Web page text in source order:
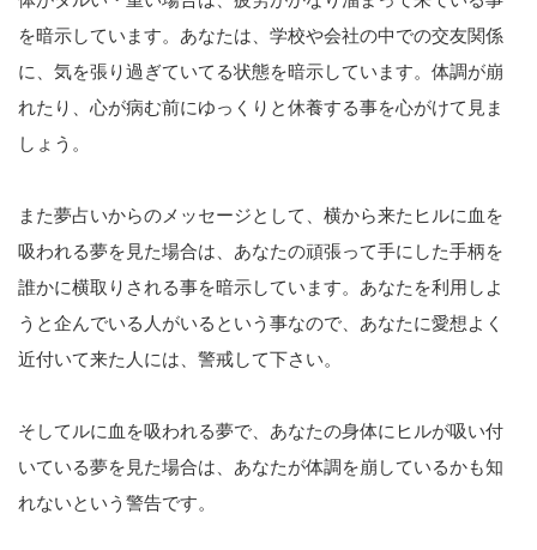
を暗示しています。あなたは、学校や会社の中での交友関係
に、気を張り過ぎていてる状態を暗示しています。体調が崩
れたり、心が病む前にゆっくりと休養する事を心がけて見ま
しょう。
また夢占いからのメッセージとして、横から来たヒルに血を
吸われる夢を見た場合は、あなたの頑張って手にした手柄を
誰かに横取りされる事を暗示しています。あなたを利用しよ
うと企んでいる人がいるという事なので、あなたに愛想よく
近付いて来た人には、警戒して下さい。
そしてルに血を吸われる夢で、あなたの身体にヒルが吸い付
いている夢を見た場合は、あなたが体調を崩しているかも知
れないという警告です。